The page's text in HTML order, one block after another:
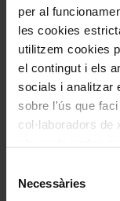
per al
les cookies
utilitzem cookies
el contingut i els
socials i analitzar
sobre l'ús que
col·laboradors
de l'ús que hagi
Necessàries
Nom*
Correu electrònic*
Navegar
les
També et pot